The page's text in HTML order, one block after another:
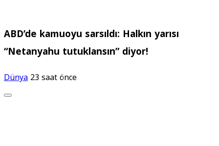
ABD’de kamuoyu sarsıldı: Halkın yarısı
“Netanyahu tutuklansın” diyor!
Dünya23 saat önce